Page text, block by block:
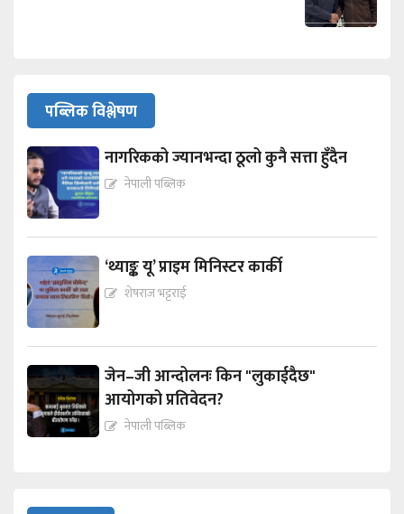
पब्लिक विश्लेषण
नागरिकको ज्यानभन्दा ठूलो कुनै सत्ता हुँदैन
नेपाली पब्लिक
‘थ्याङ्क यू’ प्राइम मिनिस्टर कार्की
शेषराज भट्टराई
जेन–जी आन्दोलनः किन "लुकाईदैछ"
आयोगको प्रतिवेदन?
नेपाली पब्लिक